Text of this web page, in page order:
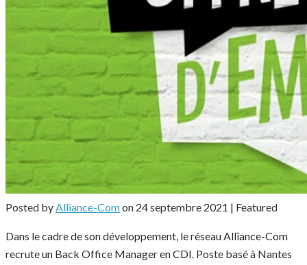
Posted byAlliance-Comon 24 septembre 2021 | Featured
Dans le cadre de son développement, le réseau Alliance-Com
recrute un Back Office Manager en CDI. Poste basé à Nantes